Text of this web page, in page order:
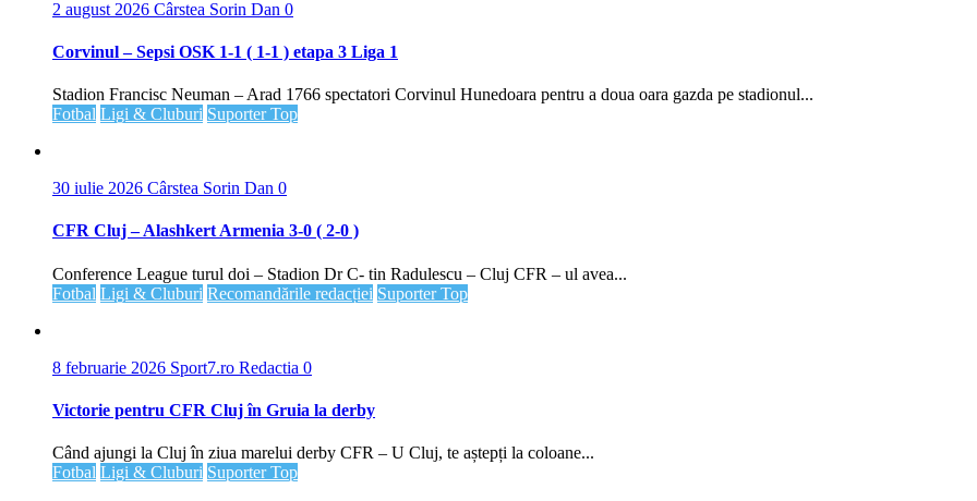
2 august 2026 Cârstea Sorin Dan 0
Corvinul – Sepsi OSK 1-1 ( 1-1 ) etapa 3 Liga 1
Stadion Francisc Neuman – Arad 1766 spectatori Corvinul Hunedoara pentru a doua oara gazda pe stadionul...
Fotbal Ligi & Cluburi Suporter Top
30 iulie 2026 Cârstea Sorin Dan 0
CFR Cluj – Alashkert Armenia 3-0 ( 2-0 )
Conference League turul doi – Stadion Dr C- tin Radulescu – Cluj CFR – ul avea...
Fotbal Ligi & Cluburi Recomandările redacției Suporter Top
8 februarie 2026 Sport7.ro Redactia 0
Victorie pentru CFR Cluj în Gruia la derby
Când ajungi la Cluj în ziua marelui derby CFR – U Cluj, te aștepți la coloane...
Fotbal Ligi & Cluburi Suporter Top